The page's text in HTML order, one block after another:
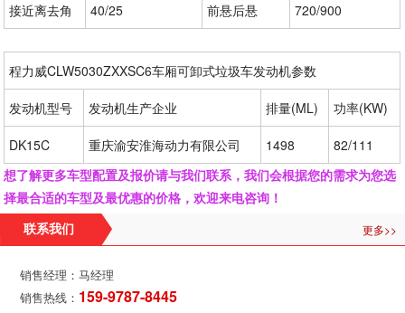
接近离去角 40/25 前悬后悬 720/900
程力威CLW5030ZXXSC6车厢可卸式垃圾车发动机参数
发动机型号 发动机生产企业 排量(ML) 功率(KW)
DK15C 重庆渝安淮海动力有限公司 1498
82/111
想了解更多车型配置及报价请与我们联系，我们会根据您的需求为您选
择最合适的车型及最优惠的价格，欢迎来电咨询！
联系我们 更多>>
销售经理：马经理
销售热线： 159-9787-8445